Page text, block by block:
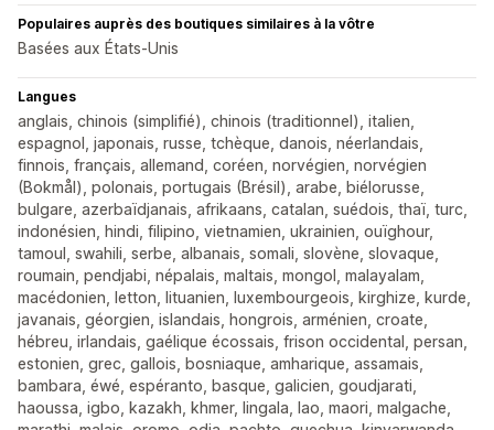
Populaires auprès des boutiques similaires à la vôtre
Basées aux États-Unis
Langues
anglais, chinois (simplifié), chinois (traditionnel), italien,
espagnol, japonais, russe, tchèque, danois, néerlandais,
finnois, français, allemand, coréen, norvégien, norvégien
(Bokmål), polonais, portugais (Brésil), arabe, biélorusse,
bulgare, azerbaïdjanais, afrikaans, catalan, suédois, thaï, turc,
indonésien, hindi, filipino, vietnamien, ukrainien, ouïghour,
tamoul, swahili, serbe, albanais, somali, slovène, slovaque,
roumain, pendjabi, népalais, maltais, mongol, malayalam,
macédonien, letton, lituanien, luxembourgeois, kirghize, kurde,
javanais, géorgien, islandais, hongrois, arménien, croate,
hébreu, irlandais, gaélique écossais, frison occidental, persan,
estonien, grec, gallois, bosniaque, amharique, assamais,
bambara, éwé, espéranto, basque, galicien, goudjarati,
haoussa, igbo, kazakh, khmer, lingala, lao, maori, malgache,